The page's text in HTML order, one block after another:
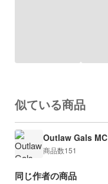
似ている商品
Outlaw Gals MC
商品数151
同じ作者の商品